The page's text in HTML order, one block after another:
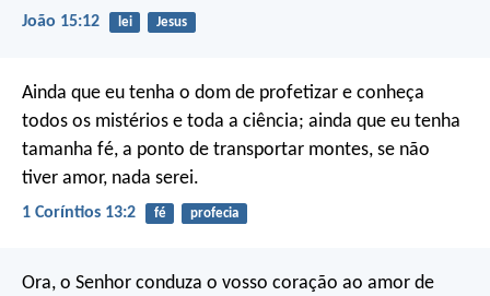
João 15:12 lei Jesus
Ainda que eu tenha o dom de profetizar e conheça
todos os mistérios e toda a ciência; ainda que eu tenha
tamanha fé, a ponto de transportar montes, se não
tiver amor, nada serei.
1 Coríntios 13:2 fé profecia
Ora, o Senhor conduza o vosso coração ao amor de